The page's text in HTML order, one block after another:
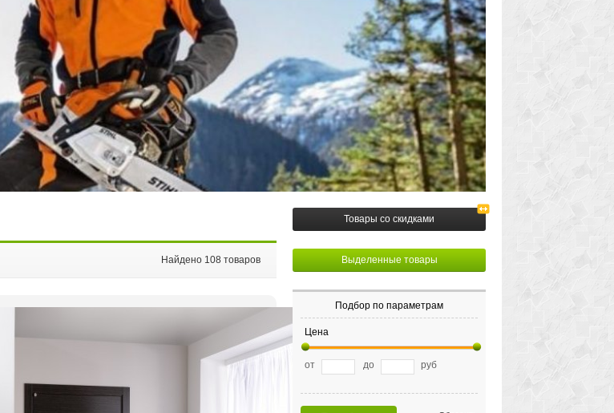
Найдено 108 товаров
Товары со скидками
Выделенные товары
Подбор по параметрам
Цена
от до руб